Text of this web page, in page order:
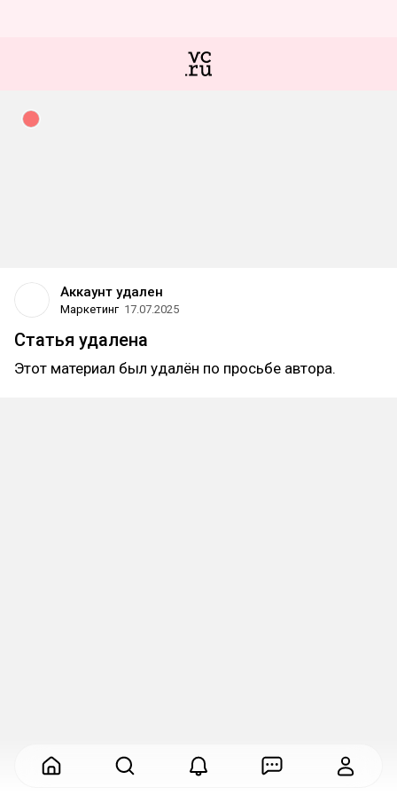
Аккаунт удален
Маркетинг 17.07.2025
Статья удалена
Этот материал был удалён по просьбе автора.